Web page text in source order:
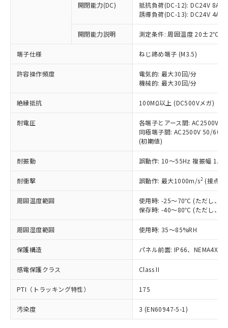
開閉能力(DC)
抵抗負荷(DC-12): DC24V 8A/
誘導負荷(DC-13): DC24V 4A/
開閉能力説明 測定条件: 周囲温度 20±2℃、
端子仕様 ねじ締め端子 (M3.5)
許容操作頻度
電気的: 最大30回/分
機械的: 最大30回/分
絶縁抵抗 100MΩ以上 (DC500Vメガ)
耐電圧
各端子とアース間: AC2500V
同極端子間: AC2500V 50/
(初期値)
耐振動 誤動作: 10～55Hz 複振幅
耐衝撃 誤動作: 最大1000m/s2 (接点
周囲温度範囲
使用時: -25～70℃ (ただし、氷
保存時: -40～80℃ (ただし、氷
周囲湿度範囲 使用時: 35～85%RH
保護構造 パネル前面: IP66、NEMA4X,
感電保護クラス Class II
PTI（トラッキング特性） 175
汚染度 3 (EN60947-5-1)
以下の条件をお読みいただき、同意のうえ
ご利用ください。
本サービスは、当社制御機器事業取扱
商品の当社在庫状況および標準価格
(税抜)を提供させていただくもので
当社制御機器事業取扱商品の中には、
本サービスの対象外となる商品もある
ことをご了承ください。
在庫状況および標準価格照会結果は、
記載している更新日時点での社内デー
タに基づき作成されるものであり、閲
覧された時点での実際の在庫および標
準価格とは異なる場合があることをご
正式な納期状況および標準価格はお客
様のお取引先、またはお客様担当のオ
ムロン制御機器販売店・当社販売員に
オムロン制御機器販売店や当社販売拠
販売ネットワーク
」をご確認
在庫状況および標準価格結果を当社の
事前の承諾なく第三者に漏洩または開
示しないようお願いします。
マイパーツ機能（部品リスト作成サー
ビス）をご利用いただくには、I-Web
対応予定なし：EU RoHS指令（10物質）の
非含有に非対応の商品で、対応品を出す予
調査・確認中：EU RoHS指令（10物質）の
非含有の対応状況を調査中または確認中の
商品です。
非該当品：ライセンス料など無形物で、有
害物質有無と関係のない商品です。
仕入先様の事情により、非含有部品として
いたものが、含有品と判明した場合などや
むを得ず変更することがあります。
鉛(Pb) 1000ppm以下、 水銀(Hg) 1000ppm以下、 カド
六価クロム(Cr(Ⅵ)) 1000ppm以下、ポリ臭化ビフェニル
類(PBB) 1000ppm以下、ポリ臭化ジフェニルエーテル類
ルベンジル（BBP） 1000ppm以下、フタル酸ジブチル
（DBP） 1000ppm以下、フタル酸ジイソブチル
但し、RoHS指令で産業用監視および制御機器に対する
適用除外項目は除く。
フタル酸エステル類の４物質については閾値を超える意
図的な使用がないことを確認しています。
部品在庫の切り替え状況などにより、予定
月が前後することがあります。
「○」：最大均質材料含有率が中国RoHSの
基準値以下であることを示します。
「×」：最大均質材料含有率が中国RoHSの
基準値を超えていることを示します。
「－」：未確認です。当社販売部門へお問
*中国RoHS10物質の基準値 (GB/T26572)：
Pb(鉛) :1000ppm、 Hg(水銀) : 1000ppm、 Cd(カドミウ
Cr(Ⅵ)(六価クロム) : 1000ppm、 PBBs(ポリ臭化ビフェ
ニル類) : 1000ppm、 PBDEs(ポリ臭化ジフェニルエーテ
ル類) : 1000ppm、
DBP(フタル酸ジブチル) : 1000ppm、 DIBP(フタル酸ジ
イソブチル) : 1000ppm、 BBP(フタル酸ブチルベンジ
DEHP(フタル酸ビス(2-エチルヘキシル)) : 1000ppm
「ｅ」：有害物質（10物質）のすべてが基
準値以下であることを示します。
「10」：通常の使用状況下において有害物
質が外部に漏えいし、環境に深刻な影響を
及ぼさない年数を意味します。
当社は、これら貴社製品のうち、外国
為替および外国貿易法に定める商品
（以下｢規制貨物等」という）を輸出
または国外への提供する場合は、日本
国政府の輸出許可(または役務取引許
可)を取得するなどの必要な手続きを
当社は規制貨物を破棄する場合は、完
全に破砕するなど、違法に輸出されな
いよう必要な手段を講じます。
当社は貴社製品を、核兵器、ミサイ
ル、化学兵器、生物兵器またはその他
武器並びにこれらの製造装置等に一切
当社は、貴社製品を第三者に販売する
場合は、上記1、2および3の内容を当
該第三者に通知します。また当社は、
販売先および販売に係わる関係者が違
法に輸出するおそれがある場合は、取
り引きをいたしません。
一定数以上の在庫あり
一定数には満たないが在庫あり
在庫なし(最新の在庫状況につ
いては、お客様のお取引先、ま
たはお客様担当のオムロン制御
機器販売店・当社販売員にご確
受注生産機種、また在庫状況の
情報を公開していない機種